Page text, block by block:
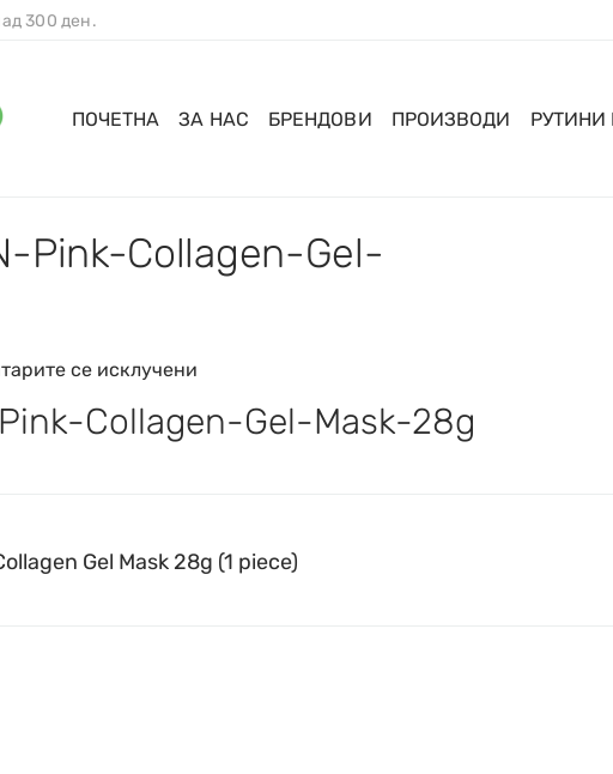
300 ден.
ПОЧЕТНА ЗА НАС БРЕНДОВИ ПРОИЗВОДИ РУТИНИ
Pink-Collagen-Gel-
се исклучени
Collagen-Gel-Mask-28g
Gel Mask 28g (1 piece)